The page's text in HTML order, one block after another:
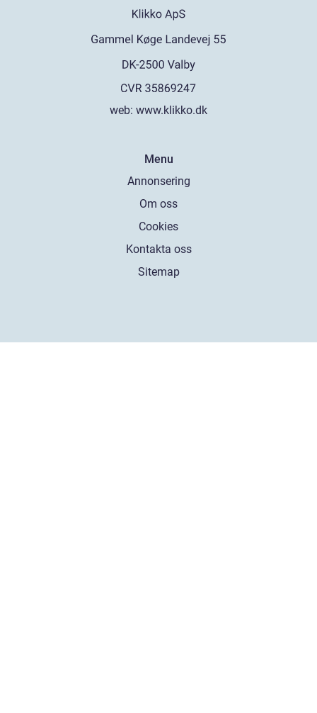
web: www.klikko.dk
Menu
Annonsering
Om oss
Cookies
Kontakta oss
Sitemap